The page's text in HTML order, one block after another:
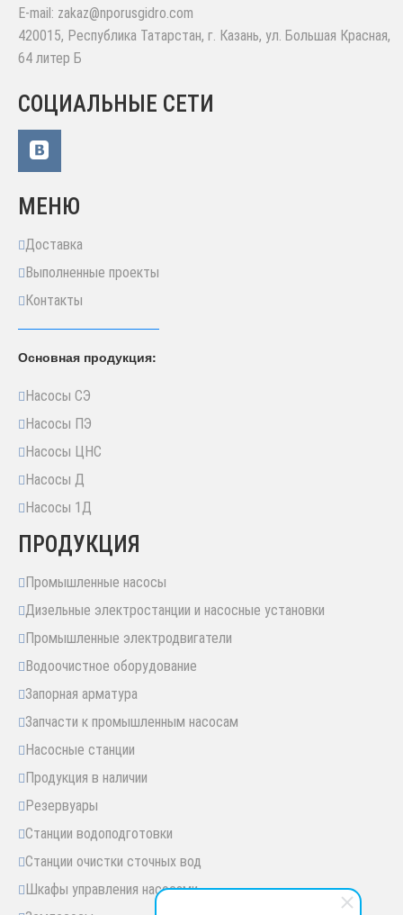
E-mail: zakaz@nporusgidro.com
420015, Республика Татарстан, г. Казань, ул. Большая Красная,
64 литер Б
СОЦИАЛЬНЫЕ СЕТИ
МЕНЮ
Доставка
Выполненные проекты
Контакты
Основная продукция:
Насосы СЭ
Насосы ПЭ
Насосы ЦНС
Насосы Д
Насосы 1Д
ПРОДУКЦИЯ
Промышленные насосы
Дизельные электростанции и насосные установки
Промышленные электродвигатели
Водоочистное оборудование
Запорная арматура
Запчасти к промышленным насосам
Насосные станции
Продукция в наличии
Резервуары
Станции водоподготовки
Станции очистки сточных вод
Шкафы управления насосами